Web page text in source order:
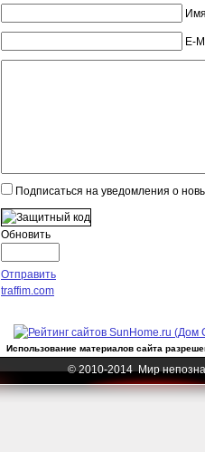
E-
Подписаться на уведомления о
Обновить
Отправить
traffim.com
Использование материалов сайта
© 2010-2014 Мир